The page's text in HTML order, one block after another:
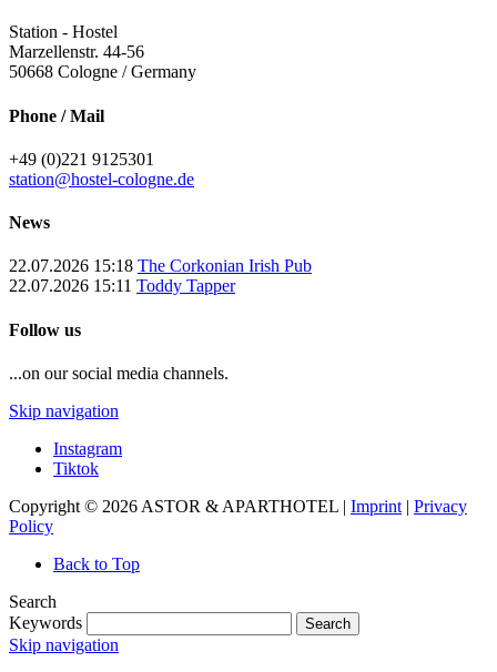
Station - Hostel
Marzellenstr. 44-56
50668 Cologne / Germany
Phone / Mail
+49 (0)221 9125301
station@hostel-cologne.de
News
22.07.2026 15:18 The Corkonian Irish Pub
22.07.2026 15:11 Toddy Tapper
Follow us
...on our social media channels.
Skip navigation
Instagram
Tiktok
Copyright © 2026 ASTOR & APARTHOTEL | Imprint | Privacy
Policy
Back to Top
Search
Keywords
Search
Skip navigation